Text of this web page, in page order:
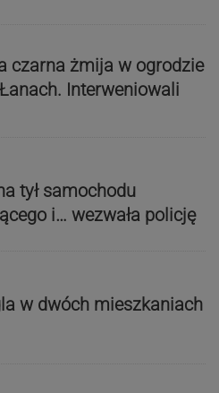
czarna żmija w ogrodzie
Interweniowali
tył samochodu
i… wezwała policję
w dwóch mieszkaniach